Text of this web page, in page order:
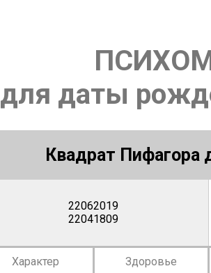
для даты
Квадрат Пифагора
22062019
22041809
Характер
Здоровье